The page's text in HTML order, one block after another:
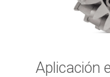
Aplicación